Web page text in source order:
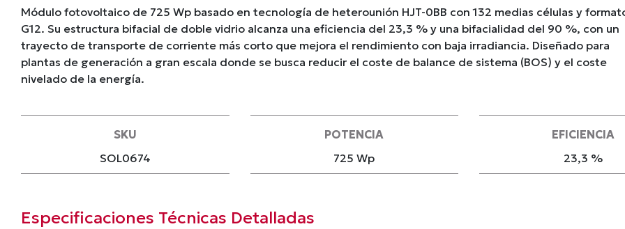
Módulo fotovoltaico de 725 Wp basado en tecnología de heterounión HJT-0BB con 132 medias células y
G12. Su estructura bifacial de doble vidrio alcanza una eficiencia del 23,3 % y una bifacialidad del 90 %, con un
trayecto de transporte de corriente más corto que mejora el rendimiento con baja irradiancia. Diseñado para
plantas de generación a gran escala donde se busca reducir el coste de balance de sistema (BOS) y el coste
nivelado de la energía.
SKU
SOL0674
POTENCIA
725 Wp
EFICIENCIA
23,3 %
Especificaciones Técnicas Detalladas